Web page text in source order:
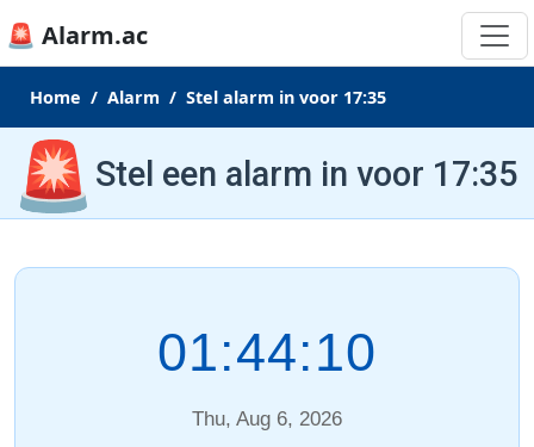
🚨 Alarm.ac
Home Alarm Stel alarm in voor 17:35
🚨 Stel een alarm in voor 17:35
01:44:10
Thu, Aug 6, 2026